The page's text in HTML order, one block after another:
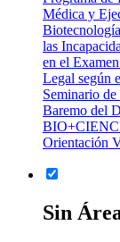
Médica y
las
en el
Legal según
Seminario
Baremo del
Orientación
Sin